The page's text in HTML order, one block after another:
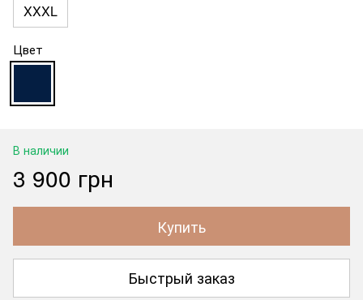
XXXL
Цвет
В наличии
3 900 грн
Купить
Быстрый заказ